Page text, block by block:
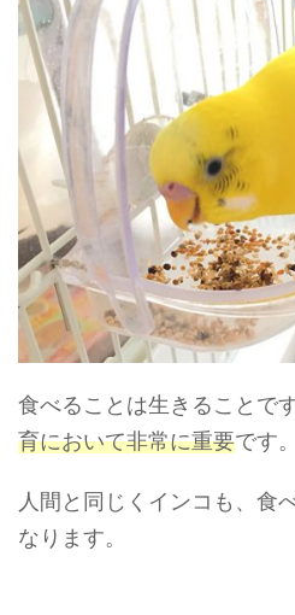
食べることは生きることです
育において非常に重要です。
人間と同じくインコも、食
なります。